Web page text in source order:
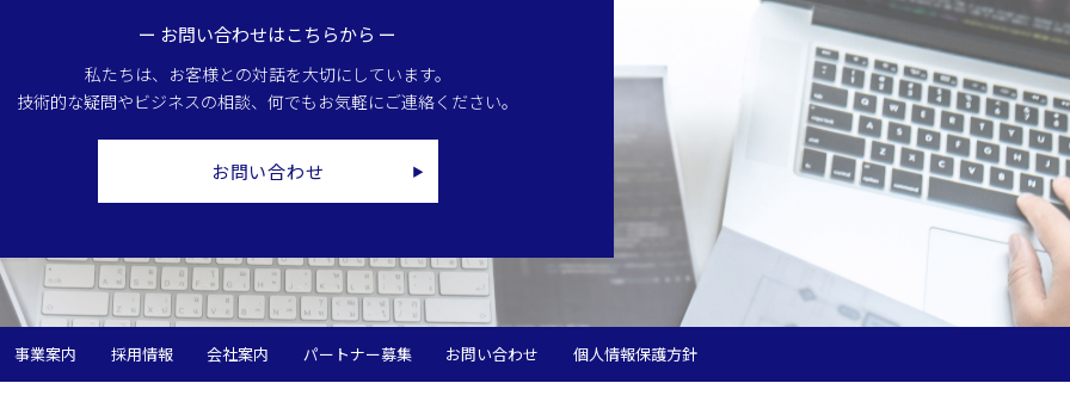
ー お問い合わせはこちらから ー
私たちは、お客様との対話を大切にしています。
技術的な疑問やビジネスの相談、何でもお気軽にご連絡ください。
お問い合わせ
事業案内 採用情報 会社案内 パートナー募集 お問い合わせ 個人情報保護方針